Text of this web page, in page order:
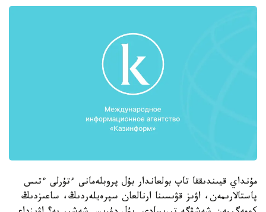
مۇنداي قيىندىققا تاپ بولعاندار بۇل پروبلەمانى ءتۇرلى ءتىس
پاستالارىمەن، اۋىز قۋىسىنا ارنالعان سپرەيلەردىڭ، ساعىزدىڭ